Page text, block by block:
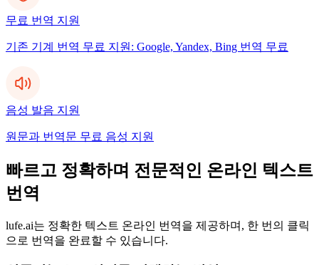
무료 번역 지원
기존 기계 번역 무료 지원: Google, Yandex, Bing 번역 무료
음성 발음 지원
원문과 번역문 무료 음성 지원
빠르고 정확하며 전문적인 온라인 텍스트
번역
lufe.ai는 정확한 텍스트 온라인 번역을 제공하며, 한 번의 클릭
으로 번역을 완료할 수 있습니다.